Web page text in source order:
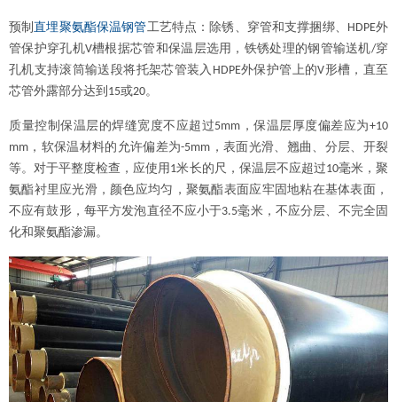
预制直埋聚氨酯保温钢管工艺特点：除锈、穿管和支撑捆绑、 HDPE外
管保护穿孔机V槽根据芯管和保温层选用，铁锈处理的钢管输送机/穿
孔机支持滚筒输送段将托架芯管装入 HDPE外保护管上的V形槽，直至
芯管外露部分达到 15或20。
质量控制保温层的焊缝宽度不应超过5mm ，保温层厚度偏差应为+10
mm ，软保温材料的允许偏差为-5mm ，表面光滑、翘曲、分层、开裂
等。对于平整度检查，应使用 1米长的尺，保温层不应超过10毫米，聚
氨酯衬里应光滑，颜色应均匀，聚氨酯表面应牢固地粘在基体表面，
不应有鼓形，每平方发泡直径不应小于3.5毫米，不应分层、不完全固
化和聚氨酯渗漏。